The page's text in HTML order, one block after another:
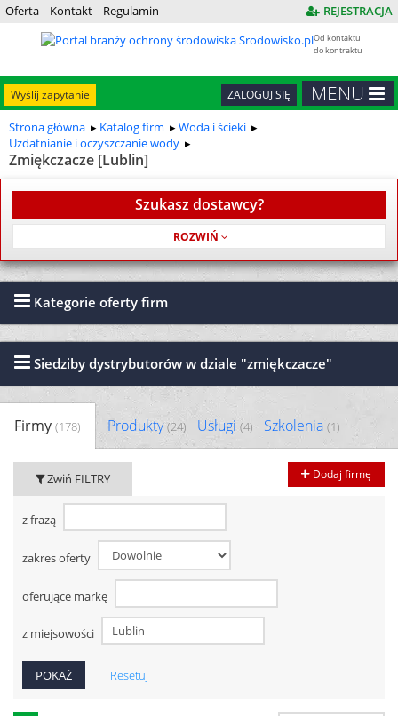
Oferta Kontakt Regulamin REJESTRACJA
Od kontaktu
do kontraktu
MENU
ZALOGUJ SIĘ
Wyślij zapytanie
Strona główna Katalog firm
Woda i ścieki
Uzdatnianie i oczyszczanie wody
Zmiękczacze [Lublin]
Firmy (178) Produkty(24) Usługi (4) Szkolenia (1)
Dodaj firmę
Zwiń FILTRY
z frazą
zakres oferty
oferujące markę
z miejsowości
Resetuj
Kategorie oferty firm
Siedziby dystrybutorów w dziale "zmiękczacze"
Szukasz dostawcy?
Usługa jest bezpłatna